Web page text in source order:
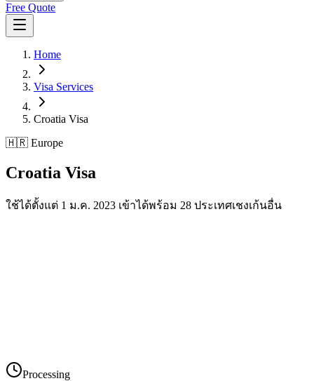
Free Quote
Home
Visa Services
Croatia Visa
🇭🇷 Europe
Croatia Visa
ใช้ได้ตั้งแต่ 1 ม.ค. 2023 เข้าได้พร้อม 28 ประเทศเชงเก้นอื่น
Processing